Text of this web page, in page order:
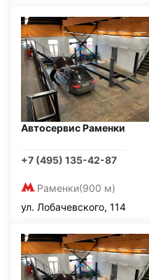
Автосервис Раменки
+7 (495) 135-42-87
Раменки(900 м)
ул. Лобачевского, 114